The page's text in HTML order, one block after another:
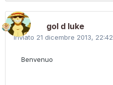
gol d luke
Inviato 21 dicembre 2013, 22:42
Benvenuo